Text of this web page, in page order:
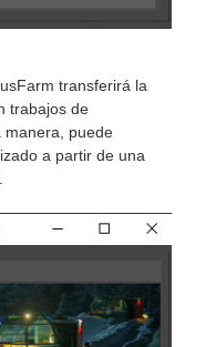
transferirá la
trabajos de
manera, puede
a partir de una